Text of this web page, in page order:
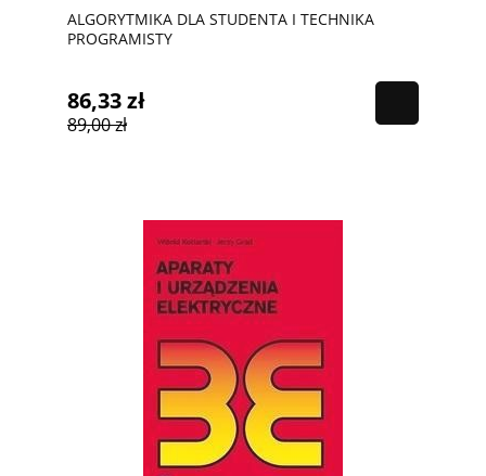
ALGORYTMIKA DLA STUDENTA I TECHNIKA
PROGRAMISTY
86,33 zł
89,00 zł